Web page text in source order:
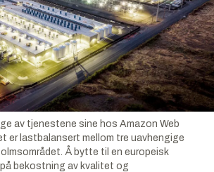
av tjenestene sine hos Amazon Web
er lastbalansert mellom tre uavhengige
Å bytte til en europeisk
bekostning av kvalitet og